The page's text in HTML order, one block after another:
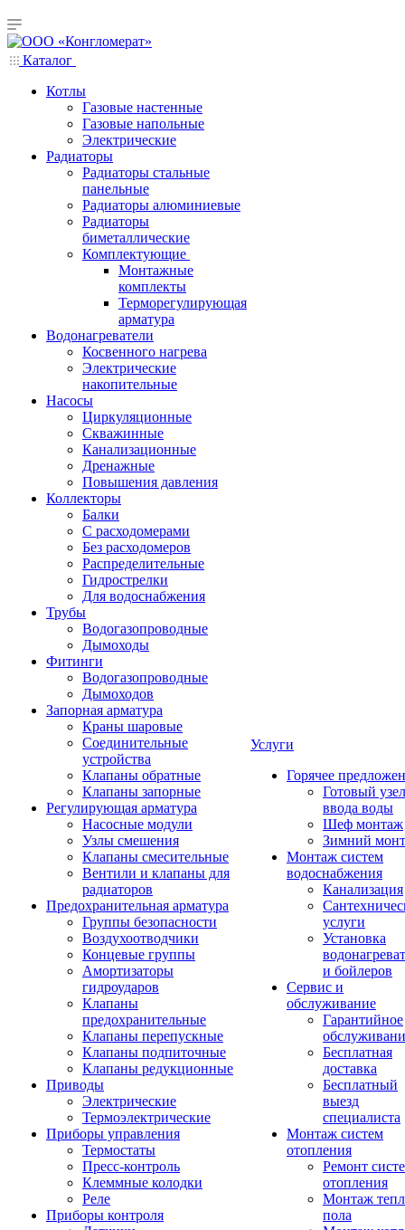
Каталог
Котлы
Газовые настенные
Газовые напольные
Электрические
Радиаторы
Радиаторы стальные
панельные
Радиаторы алюминиевые
Радиаторы
биметаллические
Комплектующие
Монтажные
комплекты
Терморегулирующая
арматура
Водонагреватели
Косвенного нагрева
Электрические
накопительные
Насосы
Циркуляционные
Скважинные
Канализационные
Дренажные
Повышения давления
Коллекторы
Балки
С расходомерами
Без расходомеров
Распределительные
Гидрострелки
Для водоснабжения
Трубы
Водогазопроводные
Дымоходы
Фитинги
Водогазопроводные
Дымоходов
Запорная арматура
Краны шаровые
Соединительные
устройства
Клапаны обратные
Клапаны запорные
Регулирующая арматура
Насосные модули
Узлы смешения
Клапаны смесительные
Вентили и клапаны для
радиаторов
Предохранительная арматура
Группы безопасности
Воздухоотводчики
Концевые группы
Амортизаторы
гидроударов
Клапаны
предохранительные
Клапаны перепускные
Клапаны подпиточные
Клапаны редукционные
Приводы
Электрические
Термоэлектрические
Приборы управления
Термостаты
Пресс-контроль
Клеммные колодки
Реле
Приборы контроля
Услуги
Горячее
Готовый узел
ввода воды
Шеф монтаж
Зимний
Монтаж систем
водоснабжения
Канализация
услуги
Установка
и бойлеров
Сервис и
обслуживание
Гарантийное
Бесплатная
доставка
Бесплатный
выезд
специалиста
Монтаж систем
отопления
Ремонт
отопления
Монтаж
пола